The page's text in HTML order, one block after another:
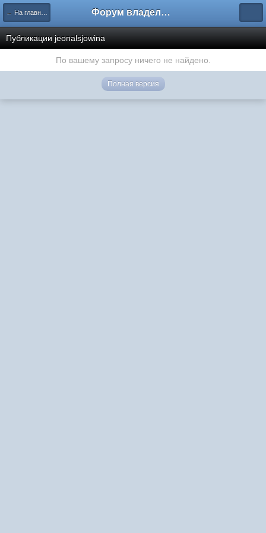
← На главную Форум владельцев интернет-магазинов
Публикации jeonalsjowina
По вашему запросу ничего не найдено.
Полная версия